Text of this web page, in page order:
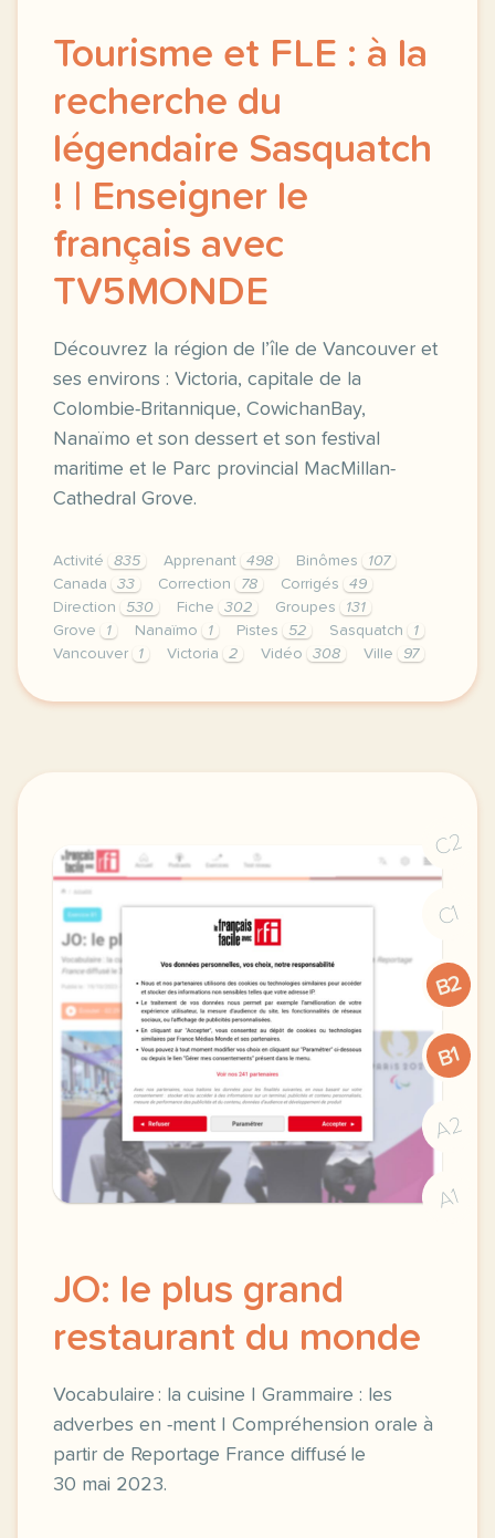
Tourisme et FLE : à la
recherche du
légendaire Sasquatch
! | Enseigner le
français avec
TV5MONDE
Découvrez la région de l’île de Vancouver et
ses environs : Victoria, capitale de la
Colombie-Britannique, CowichanBay,
Nanaïmo et son dessert et son festival
maritime et le Parc provincial MacMillan-
Cathedral Grove.
Activité 835 Apprenant 498 Binômes
107
Canada
33 Correction 78 Corrigés
49
Direction
530 Fiche 302 Groupes
131
Grove
1 Nanaïmo 1 Pistes 52 Sasquatch
1
Vancouver
1 Victoria 2 Vidéo 308 Ville 97
didomi host didomi components button cursor
C2
C1
B2
B1
A2
A1
JO: le plus grand
restaurant du monde
Vocabulaire : la cuisine | Grammaire : les
adverbes en -ment | Compréhension orale à
partir de Reportage France diffusé le
30 mai 2023.